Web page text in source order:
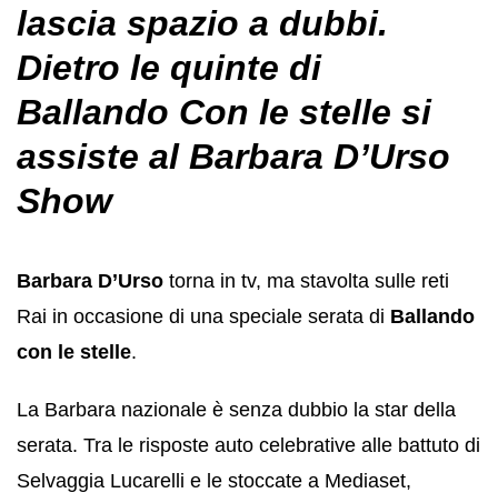
lascia spazio a dubbi.
Dietro le quinte di
Ballando Con le stelle si
assiste al Barbara D’Urso
Show
Barbara D’Urso torna in tv, ma stavolta sulle reti
Rai in occasione di una speciale serata di Ballando
con le stelle.
La Barbara nazionale è senza dubbio la star della
serata. Tra le risposte auto celebrative alle battuto di
Selvaggia Lucarelli e le stoccate a Mediaset,